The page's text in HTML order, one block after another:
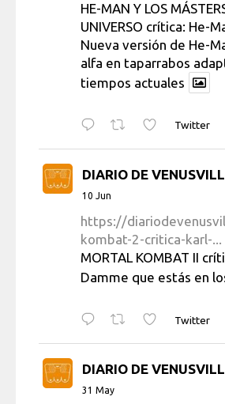
HE-MAN Y LOS
UNIVERSO crítica: He-
Nueva versión de He-
alfa en taparrabos
tiempos actuales
Twitter
DIARIO DE
10 Jun
https://
kombat-2-critica-karl-...
MORTAL KOMBAT II
Damme que estás en
Twitter
DIARIO DE
31 May